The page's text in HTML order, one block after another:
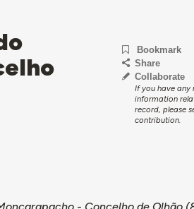
Bookmark
Share
Collaborate
If you have any
information
record, please
contribution.